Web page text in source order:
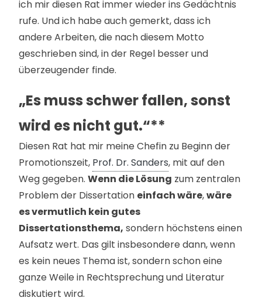
ich mir diesen Rat immer wieder ins Gedächtnis
rufe. Und ich habe auch gemerkt, dass ich
andere Arbeiten, die nach diesem Motto
geschrieben sind, in der Regel besser und
überzeugender finde.
„Es muss schwer fallen, sonst
wird es nicht gut.“**
Diesen Rat hat mir meine Chefin zu Beginn der
Promotionszeit, Prof. Dr. Sanders, mit auf den
Weg gegeben. Wenn die Lösung zum zentralen
Problem der Dissertation einfach wäre,wäre
es vermutlich kein gutes
Dissertationsthema, sondern höchstens einen
Aufsatz wert. Das gilt insbesondere dann, wenn
es kein neues Thema ist, sondern schon eine
ganze Weile in Rechtsprechung und Literatur
diskutiert wird.